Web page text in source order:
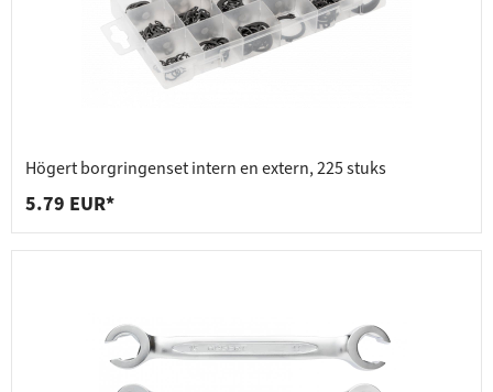
Högert borgringenset intern en extern, 225 stuks
5.79 EUR*